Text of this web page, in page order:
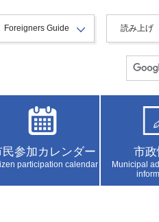
Foreigners Guide 読み上げ
民参加カレンダー
participation calendar
市
Municipal